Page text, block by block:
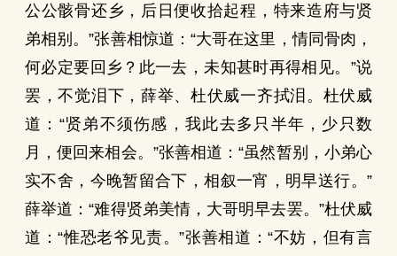
公公骸骨还乡，后日便收拾起程，特来造府与贤
弟相别。”张善相惊道：“大哥在这里，情同骨肉，
何必定要回乡？此一去，未知甚时再得相见。”说
罢，不觉泪下，薛举、杜伏威一齐拭泪。杜伏威
道：“贤弟不须伤感，我此去多只半年，少只数
月，便回来相会。”张善相道：“虽然暂别，小弟心
实不舍，今晚暂留合下，相叙一宵，明早送行。”
薛举道：“难得贤弟美情，大哥明早去罢。”杜伏威
道：“惟恐老爷见责。”张善相道：“不妨，但有言